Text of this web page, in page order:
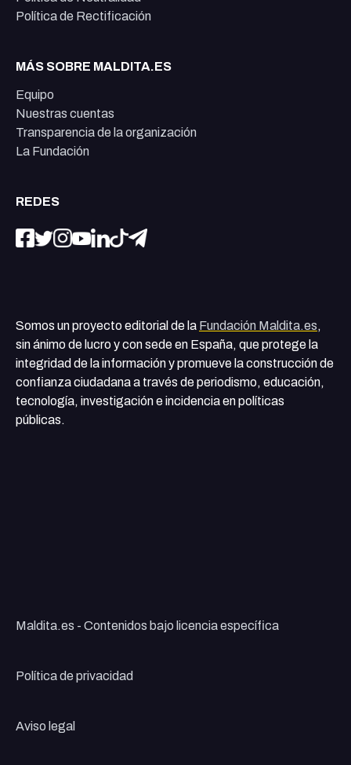
Política de Rectificación
MÁS SOBRE MALDITA.ES
Equipo
Nuestras cuentas
Transparencia de la organización
La Fundación
REDES
Somos un proyecto editorial de la Fundación Maldita.es,
sin ánimo de lucro y con sede en España, que protege la
integridad de la información y promueve la construcción de
confianza ciudadana a través de periodismo, educación,
tecnología, investigación e incidencia en políticas
públicas.
Maldita.es - Contenidos bajo licencia específica
Política de privacidad
Aviso legal